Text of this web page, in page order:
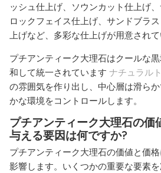
ッシュ仕上げ、ソウンカット仕上げ、
ロックフェイス仕上げ、サンドブラ
上げなど、多彩な仕上げが用意され
プチアンティーク大理石はクールな
和して統一されています ナチュラル
の雰囲気を作り出し、中心層は滑ら
かな環境をコントロールします。
プチアンティーク大理石の価
与える要因は何ですか?
プチアンティーク大理石の価値と価
影響します。いくつかの重要な要素を